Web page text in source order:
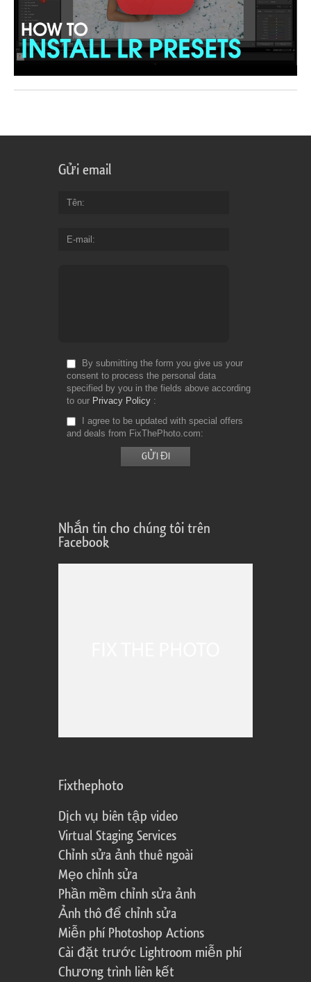
Gửi email
Tên
E-mail
By submitting the form you give us your
consent to process the personal data
specified by you in the fields above according
to our Privacy Policy
I agree to be updated with special offers
and deals from FixThePhoto.com
Nhắn tin cho chúng tôi trên
Facebook
Fixthephoto
Dịch vụ biên tập video
Virtual Staging Services
Chỉnh sửa ảnh thuê ngoài
Mẹo chỉnh sửa
Phần mềm chỉnh sửa ảnh
Ảnh thô để chỉnh sửa
Miễn phí Photoshop Actions
Cài đặt trước Lightroom miễn phí
Chương trình liên kết